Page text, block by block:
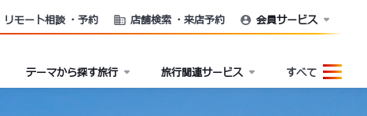
リモート相談 ・予約 店舗検索 ・来店予約 会員サービス
テーマから探す旅行 旅行関連サービス すべて